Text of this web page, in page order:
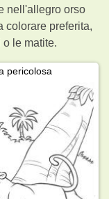
nell'allegro orso
colorare preferita,
le matite.
pericolosa